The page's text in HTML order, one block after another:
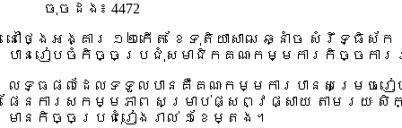
ចុច​ដង៖ 4472
នៅថ្ងៃអង្គារ ១២កើត ខែទុតិយាសាឍ ឆ្នាំច សំរឹទ្ធិ
បានរៀបចំកិច្ចប្រជុំសមាជិកគណៈកម្មការកិច្ចការរ
លទ្ធផលដែលទទួលបានគឺគណៈកម្មការបានសម្រេច
ផែនការសកម្មភាព សម្រាប់ផ្សព្វផ្សាយ តាមរយ
មានកិច្ចប្រជុំរៀងរាល់ ១ខែម្តង។